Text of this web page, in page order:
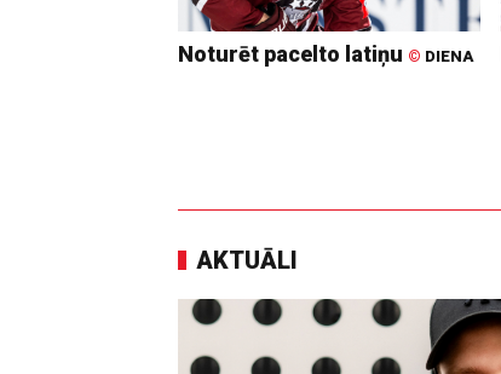
Noturēt pacelto latiņu © DIENA
AKTUĀLI